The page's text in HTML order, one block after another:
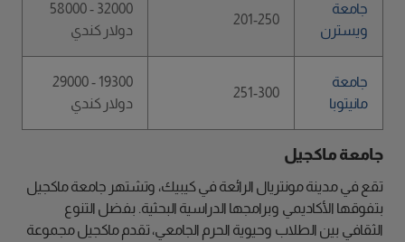
جامعة
ويسترن
201-250
32000 - 58000
دولار كندي
جامعة
مانيتوبا
251-300
19300 - 29000
دولار كندي
جامعة ماكجيل
تقع في مدينة مونتريال الرائعة في كيبيك، وتشتهر جامعة ماكجيل
بتفوقها الأكاديمي وبرامجها الدراسية البحثية. بفضل التنوع
الثقافي بين الطلاب وحيوية الحرم الجامعي، تقدم ماكجيل مجموعة